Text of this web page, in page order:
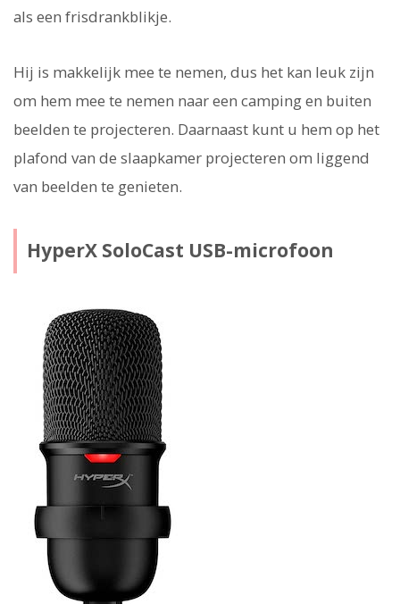
als een frisdrankblikje.
Hij is makkelijk mee te nemen, dus het kan leuk zijn
om hem mee te nemen naar een camping en buiten
beelden te projecteren. Daarnaast kunt u hem op het
plafond van de slaapkamer projecteren om liggend
van beelden te genieten.
HyperX SoloCast USB-microfoon